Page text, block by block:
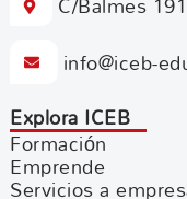
info@iceb-
Explora ICEB
Formación
Emprende
Servicios a